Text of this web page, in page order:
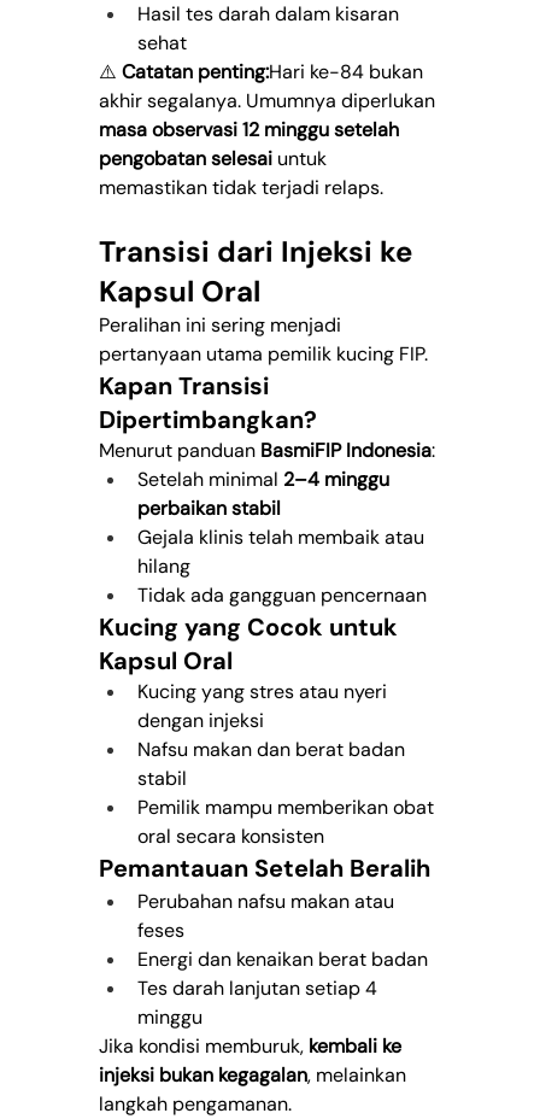
Hasil tes darah dalam kisaran
sehat
⚠️ Catatan penting:Hari ke-84 bukan
akhir segalanya. Umumnya diperlukan
masa observasi 12 minggu setelah
pengobatan selesai untuk
memastikan tidak terjadi relaps.
Transisi dari Injeksi ke
Kapsul Oral
Peralihan ini sering menjadi
pertanyaan utama pemilik kucing FIP.
Kapan Transisi
Dipertimbangkan?
Menurut panduan BasmiFIP Indonesia:
Setelah minimal 2–4 minggu
perbaikan stabil
Gejala klinis telah membaik atau
hilang
Tidak ada gangguan pencernaan
Kucing yang Cocok untuk
Kapsul Oral
Kucing yang stres atau nyeri
dengan injeksi
Nafsu makan dan berat badan
stabil
Pemilik mampu memberikan obat
oral secara konsisten
Pemantauan Setelah Beralih
Perubahan nafsu makan atau
feses
Energi dan kenaikan berat badan
Tes darah lanjutan setiap 4
minggu
Jika kondisi memburuk, kembali ke
injeksi bukan kegagalan, melainkan
langkah pengamanan.